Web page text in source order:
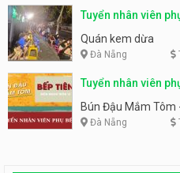
Tuyển nhân viên
Quán kem dừa
Đà Nẵng
Tuyển nhân viên
Tiên
Bún Đậu Mắm Tôm
Đà Nẵng